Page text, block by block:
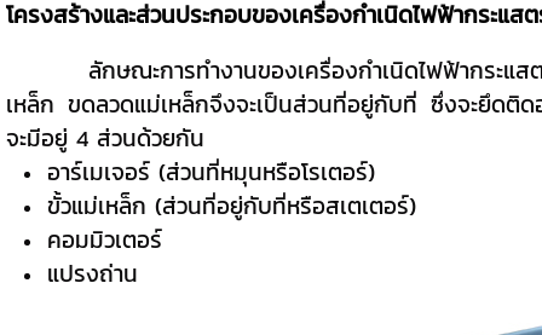
โครงสร้างและส่วนประกอบของเครื่องกำเนิดไฟฟ้ากระแส
ลักษณะการทำงานของเครื่องกำเนิดไฟฟ้ากระแสต
เหล็ก ขดลวดแม่เหล็กจึงจะเป็นส่วนที่อยู่กับที่ ซึ่งจะยึดติ
จะมีอยู่ 4 ส่วนด้วยกัน
อาร์เมเจอร์ (ส่วนที่หมุนหรือโรเตอร์)
ขั้วแม่เหล็ก (ส่วนที่อยู่กับที่หรือสเตเตอร์)
คอมมิวเตอร์
แปรงถ่าน